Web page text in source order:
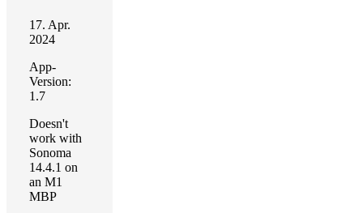
17. Apr.
2024
App-
Version:
1.7
Doesn't
work with
Sonoma
14.4.1 on
an M1
MBP